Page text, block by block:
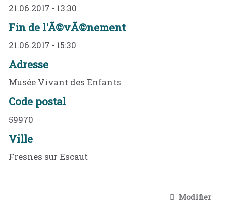
21.06.2017 - 13:30
Fin de l'Ã©vÃ©nement
21.06.2017 - 15:30
Adresse
Musée Vivant des Enfants
Code postal
59970
Ville
Fresnes sur Escaut
Modifier